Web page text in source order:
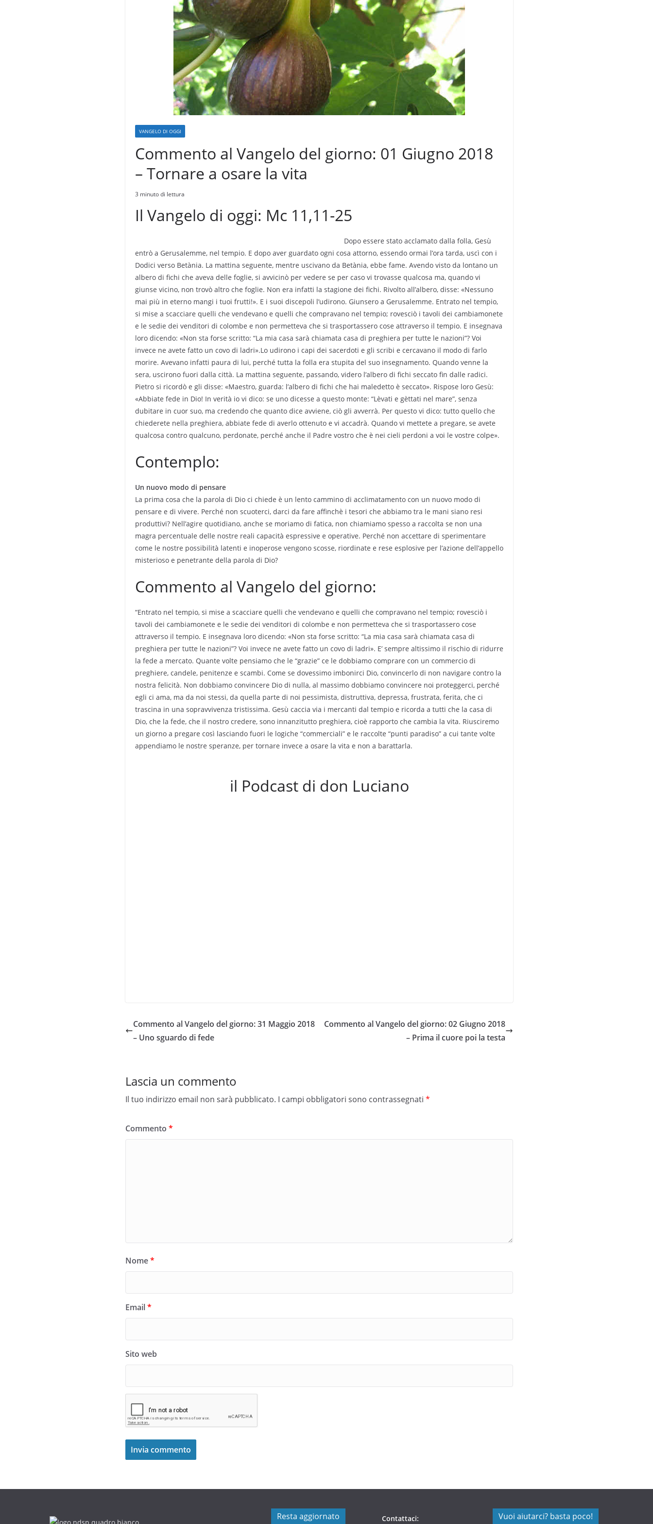
VANGELO DI OGGI
Commento al Vangelo del giorno: 01 Giugno 2018
– Tornare a osare la vita
3 minuto di lettura
Il Vangelo di oggi: Mc 11,11-25
Dopo essere stato acclamato dalla folla, Gesù
entrò a Gerusalemme, nel tempio. E dopo aver guardato ogni cosa attorno, essendo ormai l’ora tarda, uscì con i
Dodici verso Betània. La mattina seguente, mentre uscivano da Betània, ebbe fame. Avendo visto da lontano un
albero di fichi che aveva delle foglie, si avvicinò per vedere se per caso vi trovasse qualcosa ma, quando vi
giunse vicino, non trovò altro che foglie. Non era infatti la stagione dei fichi. Rivolto all’albero, disse: «Nessuno
mai più in eterno mangi i tuoi frutti!». E i suoi discepoli l’udirono. Giunsero a Gerusalemme. Entrato nel tempio,
si mise a scacciare quelli che vendevano e quelli che compravano nel tempio; rovesciò i tavoli dei cambiamonete
e le sedie dei venditori di colombe e non permetteva che si trasportassero cose attraverso il tempio. E insegnava
loro dicendo: «Non sta forse scritto: “La mia casa sarà chiamata casa di preghiera per tutte le nazioni”? Voi
invece ne avete fatto un covo di ladri».Lo udirono i capi dei sacerdoti e gli scribi e cercavano il modo di farlo
morire. Avevano infatti paura di lui, perché tutta la folla era stupita del suo insegnamento. Quando venne la
sera, uscirono fuori dalla città. La mattina seguente, passando, videro l’albero di fichi seccato fin dalle radici.
Pietro si ricordò e gli disse: «Maestro, guarda: l’albero di fichi che hai maledetto è seccato». Rispose loro Gesù:
«Abbiate fede in Dio! In verità io vi dico: se uno dicesse a questo monte: “Lèvati e gèttati nel mare”, senza
dubitare in cuor suo, ma credendo che quanto dice avviene, ciò gli avverrà. Per questo vi dico: tutto quello che
chiederete nella preghiera, abbiate fede di averlo ottenuto e vi accadrà. Quando vi mettete a pregare, se avete
qualcosa contro qualcuno, perdonate, perché anche il Padre vostro che è nei cieli perdoni a voi le vostre colpe».
Contemplo:
Un nuovo modo di pensare
La prima cosa che la parola di Dio ci chiede è un lento cammino di acclimatamento con un nuovo modo di
pensare e di vivere. Perché non scuoterci, darci da fare affinchè i tesori che abbiamo tra le mani siano resi
produttivi? Nell’agire quotidiano, anche se moriamo di fatica, non chiamiamo spesso a raccolta se non una
magra percentuale delle nostre reali capacità espressive e operative. Perché non accettare di sperimentare
come le nostre possibilità latenti e inoperose vengono scosse, riordinate e rese esplosive per l’azione dell’appello
misterioso e penetrante della parola di Dio?
Commento al Vangelo del giorno:
“Entrato nel tempio, si mise a scacciare quelli che vendevano e quelli che compravano nel tempio; rovesciò i
tavoli dei cambiamonete e le sedie dei venditori di colombe e non permetteva che si trasportassero cose
attraverso il tempio. E insegnava loro dicendo: «Non sta forse scritto: “La mia casa sarà chiamata casa di
preghiera per tutte le nazioni”? Voi invece ne avete fatto un covo di ladri». E’ sempre altissimo il rischio di ridurre
la fede a mercato. Quante volte pensiamo che le “grazie” ce le dobbiamo comprare con un commercio di
preghiere, candele, penitenze e scambi. Come se dovessimo imbonirci Dio, convincerlo di non navigare contro la
nostra felicità. Non dobbiamo convincere Dio di nulla, al massimo dobbiamo convincere noi proteggerci, perché
egli ci ama, ma da noi stessi, da quella parte di noi pessimista, distruttiva, depressa, frustrata, ferita, che ci
trascina in una sopravvivenza tristissima. Gesù caccia via i mercanti dal tempio e ricorda a tutti che la casa di
Dio, che la fede, che il nostro credere, sono innanzitutto preghiera, cioè rapporto che cambia la vita. Riusciremo
un giorno a pregare così lasciando fuori le logiche “commerciali” e le raccolte “punti paradiso” a cui tante volte
appendiamo le nostre speranze, per tornare invece a osare la vita e non a barattarla.
il Podcast di don Luciano
Commento al Vangelo del giorno: 31 Maggio 2018
– Uno sguardo di fede
Commento al Vangelo del giorno: 02 Giugno 2018
– Prima il cuore poi la testa
Lascia un commento
Il tuo indirizzo email non sarà pubblicato. I campi obbligatori sono contrassegnati *
Commento *
Nome*
Email*
Sito web
Resta aggiornato Contattaci: Vuoi aiutarci? basta poco!